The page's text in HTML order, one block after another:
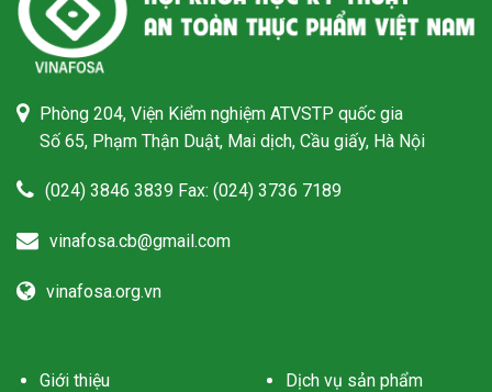
Phòng 204, Viện Kiểm nghiệm ATVSTP quốc gia
Số 65, Phạm Thận Duật, Mai dịch, Cầu giấy, Hà Nội
(024) 3846 3839 Fax: (024) 3736 7189
vinafosa.cb@gmail.com
vinafosa.org.vn
Giới thiệu
Dịch vụ sản phẩm